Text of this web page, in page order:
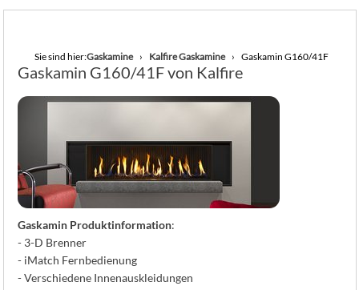
Sie sind hier:Gaskamine Kalfire Gaskamine Gaskamin G160/41F
Gaskamin G160/41F von Kalfire
Gaskamin Produktinformation:
- 3-D Brenner
- iMatch Fernbedienung
- Verschiedene Innenauskleidungen